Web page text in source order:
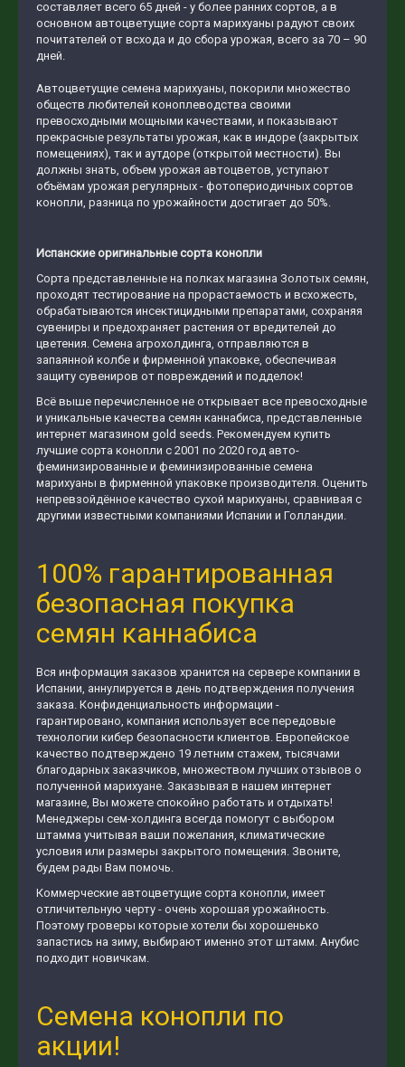
составляет всего 65 дней - у более ранних сортов, а в
основном автоцветущие сорта марихуаны радуют своих
почитателей от всхода и до сбора урожая, всего за 70 – 90
дней.
Автоцветущие семена марихуаны, покорили множество
обществ любителей коноплеводства своими
превосходными мощными качествами, и показывают
прекрасные результаты урожая, как в индоре (закрытых
помещениях), так и аутдоре (открытой местности). Вы
должны знать, объем урожая автоцветов, уступают
объёмам урожая регулярных - фотопериодичных сортов
конопли, разница по урожайности достигает до 50%.
Испанские оригинальные сорта конопли
Сорта представленные на полках магазина Золотых семян,
проходят тестирование на прорастаемость и всхожесть,
обрабатываются инсектицидными препаратами, сохраняя
сувениры и предохраняет растения от вредителей до
цветения. Семена агрохолдинга, отправляются в
запаянной колбе и фирменной упаковке, обеспечивая
защиту сувениров от повреждений и подделок!
Всё выше перечисленное не открывает все превосходные
и уникальные качества семян каннабиса, представленные
интернет магазином gold seeds. Рекомендуем купить
лучшие сорта конопли с 2001 по 2020 год авто-
феминизированные и феминизированные семена
марихуаны в фирменной упаковке производителя. Оценить
непревзойдённое качество сухой марихуаны, сравнивая с
другими известными компаниями Испании и Голландии.
100% гарантированная
безопасная покупка
семян каннабиса
Вся информация заказов хранится на сервере компании в
Испании, аннулируется в день подтверждения получения
заказа. Конфиденциальность информации -
гарантировано, компания использует все передовые
технологии кибер безопасности клиентов. Европейское
качество подтверждено 19 летним стажем, тысячами
благодарных заказчиков, множеством лучших отзывов о
полученной марихуане. Заказывая в нашем интернет
магазине, Вы можете спокойно работать и отдыхать!
Менеджеры сем-холдинга всегда помогут с выбором
штамма учитывая ваши пожелания, климатические
условия или размеры закрытого помещения. Звоните,
будем рады Вам помочь.
Коммерческие автоцветущие сорта конопли, имеет
отличительную черту - очень хорошая урожайность.
Поэтому гроверы которые хотели бы хорошенько
запастись на зиму, выбирают именно этот штамм. Анубис
подходит новичкам.
Семена конопли по
акции!